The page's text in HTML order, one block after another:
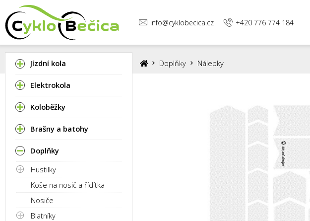
info@cyklobecica.cz +420 776 774 184
Jízdní kola
Elektrokola
Koloběžky
Brašny a batohy
Doplňky
Hustilky
Koše na nosič a řídítka
Nosiče
Blatníky
Doplňky Nálepky